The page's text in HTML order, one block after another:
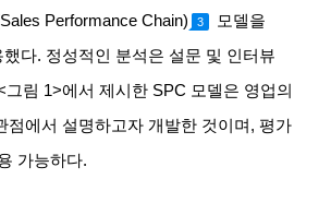
Performance Chain) 3
모델을
했다. 정성적인 분석은 설문 및 인터뷰
그림 1>에서 제시한 SPC 모델은 영업의
점에서 설명하고자 개발한 것이며 , 평가
가능하다.